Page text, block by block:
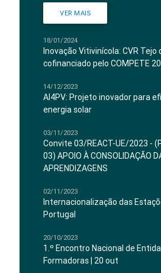
VER MAIS
18/01/2024
Inovação Vitivinícola: CVR
cofinanciado pelo COMPETE
14/12/2023
AI4PV: Projeto inovador para
energia solar
03/11/2023
Convite 03/REACT-UE/2023 -
03) APOIO À CONSOLIDAÇÃO
APRENDIZAGENS
02/11/2023
Internacionalização das
Portugal
20/10/2023
1.º Encontro Nacional de
Formadoras | 20 out